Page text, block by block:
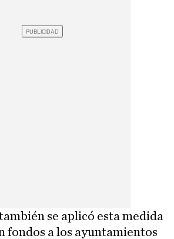
se aplicó esta medida
fondos a los ayuntamientos